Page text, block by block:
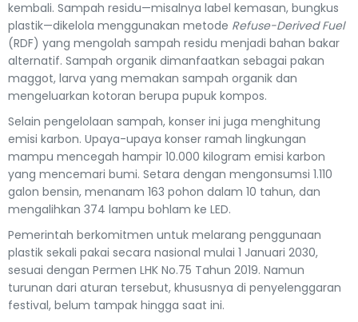
kembali. Sampah residu—misalnya label kemasan, bungkus
plastik—dikelola menggunakan metode Refuse-Derived Fuel
(RDF) yang mengolah sampah residu menjadi bahan bakar
alternatif. Sampah organik dimanfaatkan sebagai pakan
maggot, larva yang memakan sampah organik dan
mengeluarkan kotoran berupa pupuk kompos.
Selain pengelolaan sampah, konser ini juga menghitung
emisi karbon. Upaya-upaya konser ramah lingkungan
mampu mencegah hampir 10.000 kilogram emisi karbon
yang mencemari bumi. Setara dengan mengonsumsi 1.110
galon bensin, menanam 163 pohon dalam 10 tahun, dan
mengalihkan 374 lampu bohlam ke LED.
Pemerintah berkomitmen untuk melarang penggunaan
plastik sekali pakai secara nasional mulai 1 Januari 2030,
sesuai dengan Permen LHK No.75 Tahun 2019. Namun
turunan dari aturan tersebut, khususnya di penyelenggaran
festival, belum tampak hingga saat ini.